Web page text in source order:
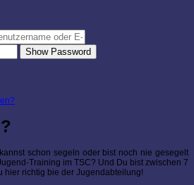
Show Password
schon segeln oder bist noch nie gesegelt
Training im TSC? Und Du bist zwischen 7
hier richtig bie der Jugendabteilung!